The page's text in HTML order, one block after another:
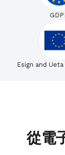
Esign and
從電